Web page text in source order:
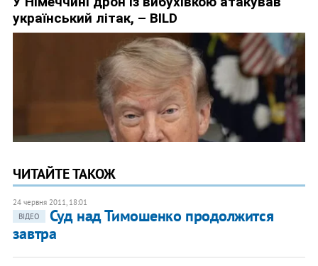
ЧИТАЙТЕ ТАКОЖ
24 червня 2011, 18:01
ВІДЕО
Суд над Тимошенко продолжится
завтра